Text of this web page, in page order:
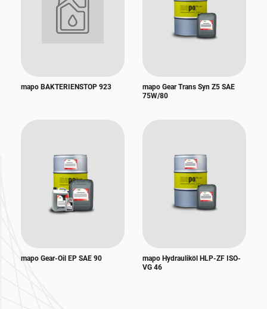
mapo BAKTERIENSTOP 923
mapo Gear Trans Syn Z5 SAE
75W/80
mapo Gear-Oil EP SAE 90
mapo Hydrauliköl HLP-ZF ISO-
VG 46